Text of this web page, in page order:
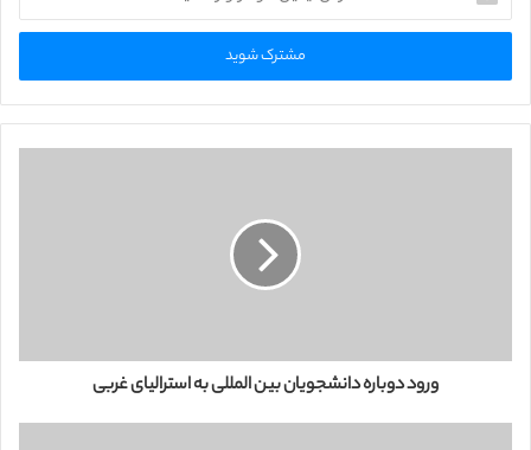
ر
ا
ی
م
ا
ک
ورود دوباره دانشجویان بین المللی به استرالیای غربی